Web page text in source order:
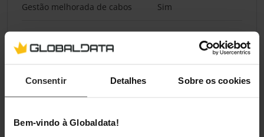
Consentir Detalhes Sobre os cookies
Bem-vindo à Globaldata!
Gestão melhorada de cabos Sim
Design